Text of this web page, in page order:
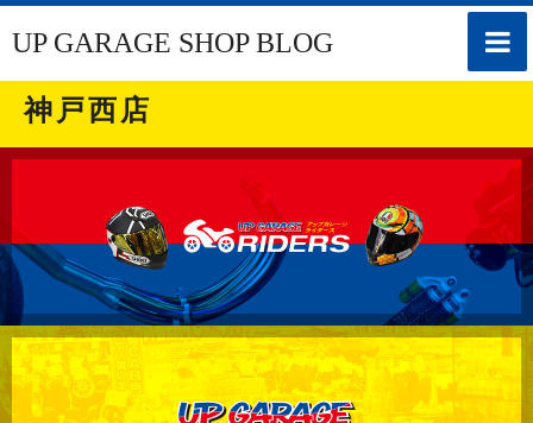
toggle
UP GARAGE SHOP BLOG
神戸西店